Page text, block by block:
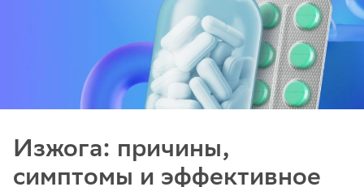
Изжога: причины,
симптомы и эффективное